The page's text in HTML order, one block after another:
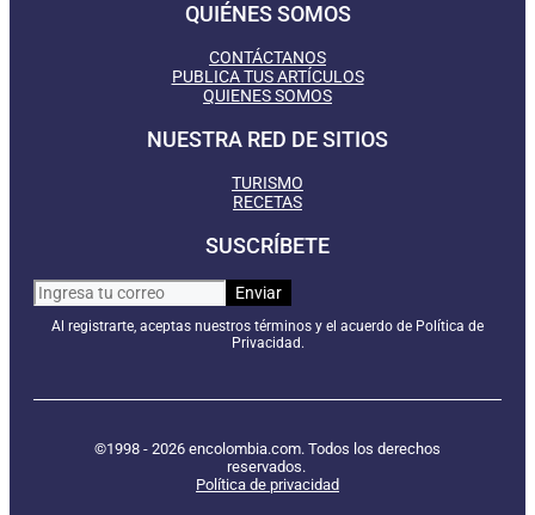
QUIÉNES SOMOS
CONTÁCTANOS
PUBLICA TUS ARTÍCULOS
QUIENES SOMOS
NUESTRA RED DE SITIOS
TURISMO
RECETAS
SUSCRÍBETE
Al registrarte, aceptas nuestros términos y el acuerdo de Política de
Privacidad.
©1998 - 2026 encolombia.com. Todos los derechos
reservados.
Política de privacidad